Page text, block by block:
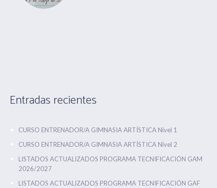
Entradas recientes
CURSO ENTRENADOR/A GIMNASIA ARTÍSTICA Nivel 1
CURSO ENTRENADOR/A GIMNASIA ARTÍSTICA Nivel 2
LISTADOS ACTUALIZADOS PROGRAMA TECNIFICACIÓN GAM
2026/2027
LISTADOS ACTUALIZADOS PROGRAMA TECNIFICACIÓN GAF